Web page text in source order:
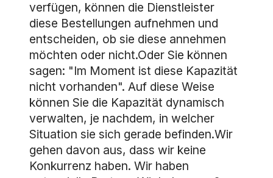
verfügen, können die Dienstleister
diese Bestellungen aufnehmen und
entscheiden, ob sie diese annehmen
möchten oder nicht.Oder Sie können
sagen: "Im Moment ist diese Kapazität
nicht vorhanden". Auf diese Weise
können Sie die Kapazität dynamisch
verwalten, je nachdem, in welcher
Situation sie sich gerade befinden.Wir
gehen davon aus, dass wir keine
Konkurrenz haben. Wir haben